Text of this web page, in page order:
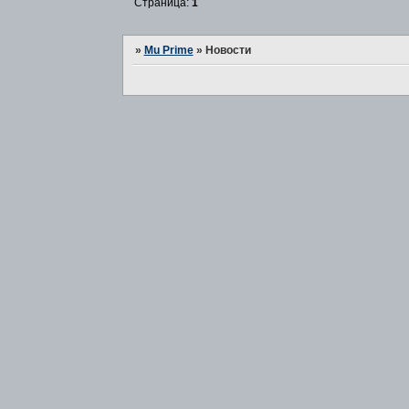
» Mu Prime » Новости